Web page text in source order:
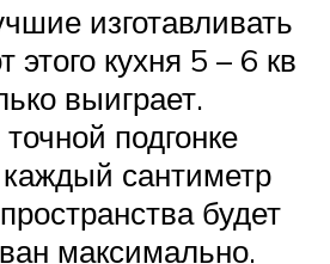
изготавливать
этого кухня 5 – 6 кв
выиграет.
подгонке
сантиметр
будет
максимально.